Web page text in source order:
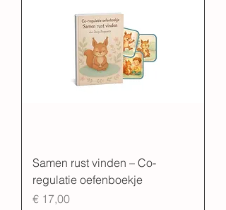
Samen rust vinden – Co-
regulatie oefenboekje
Prijs
€ 17,00